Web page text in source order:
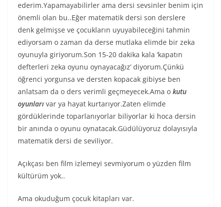
ederim.Yapamayabilirler ama dersi sevsinler benim için
önemli olan bu..Eğer matematik dersi son derslere
denk gelmişse ve çocukların uyuyabileceğini tahmin
ediyorsam o zaman da derse mutlaka elimde bir zeka
oyunuyla giriyorum.Son 15-20 dakika kala ‘kapatın
defterleri zeka oyunu oynayacağız’ diyorum.Çünkü
öğrenci yorgunsa ve dersten kopacak gibiyse ben
anlatsam da o ders verimli geçmeyecek.Ama o kutu
oyunları var ya hayat kurtarıyor.Zaten elimde
gördüklerinde toparlanıyorlar biliyorlar ki hoca dersin
bir anında o oyunu oynatacak.Güdülüyoruz dolayısıyla
matematik dersi de seviliyor.
Açıkçası ben film izlemeyi sevmiyorum o yüzden film
kültürüm yok..
Ama okuduğum çocuk kitapları var.